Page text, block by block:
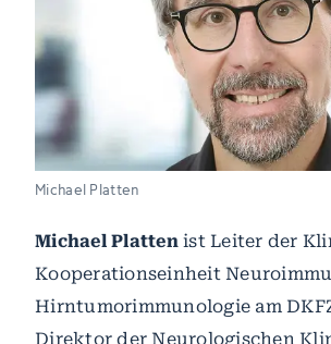
Michael Platten
Michael Platten ist Leiter der
Kooperationseinheit
Hirntumorimmunologie am
Direktor der Neurologischen